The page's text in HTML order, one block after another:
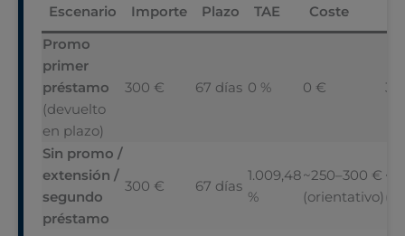
Escenario Importe Plazo TAE Coste
Promo
primer
préstamo
(devuelto
en plazo)
300 € 67 días 0 % 0 €
Sin promo /
extensión /
segundo
préstamo
300 € 67 días
1.009,48
%
~250–300 €
(orientativo)